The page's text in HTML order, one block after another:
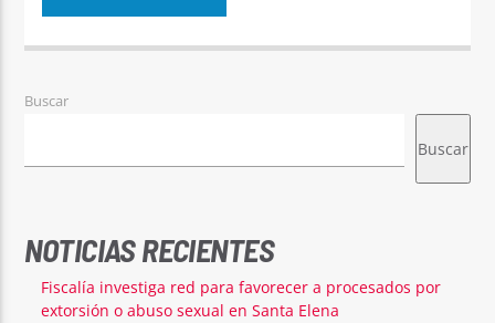
Buscar
Buscar
NOTICIAS RECIENTES
Fiscalía investiga red para favorecer a procesados por
extorsión o abuso sexual en Santa Elena